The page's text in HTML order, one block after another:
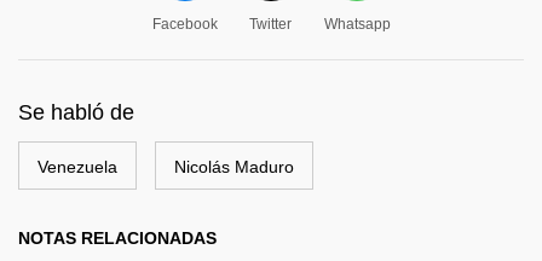
Facebook Twitter Whatsapp
Se habló de
Venezuela Nicolás Maduro
NOTAS RELACIONADAS